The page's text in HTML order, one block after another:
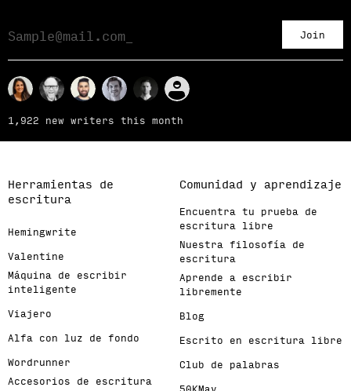
Join
1,922 new writers this month
Herramientas de
escritura
Hemingwrite
Valentine
Máquina de escribir
inteligente
Viajero
Alfa con luz de fondo
Wordrunner
Accesorios de escritura
Comunidad y aprendizaje
Encuentra tu prueba de
escritura libre
Nuestra filosofía de
escritura
Aprende a escribir
libremente
Blog
Escrito en escritura libre
Club de palabras